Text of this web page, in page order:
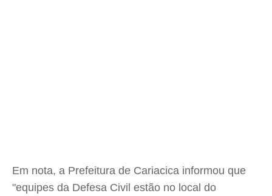
Em nota, a Prefeitura de Cariacica informou que
"equipes da Defesa Civil estão no local do